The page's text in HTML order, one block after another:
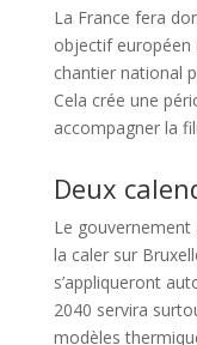
La France fera
objectif
chantier national
Cela crée une
accompagner la
Deux
Le
la caler sur
s’appliqueront
2040 servira
modèles